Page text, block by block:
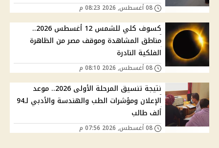
كسوف كلي للشمس 12 أغسطس 2026..
مناطق المشاهدة وموقف مصر من الظاهرة
الفلكية النادرة
نتيجة تنسيق المرحلة الأولى 2026.. موعد
الإعلان ومؤشرات الطب والهندسة والأدبي لـ94
ألف طالب